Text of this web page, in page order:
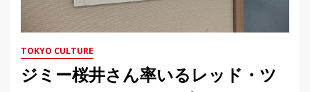
TOKYO CULTURE
ジミー桜井さん率いるレッド・ツ